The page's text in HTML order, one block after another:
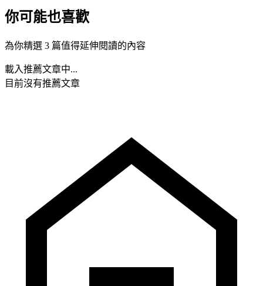
你可能也喜歡
為你精選 3 篇值得延伸閱讀的內容
載入推薦文章中...
目前沒有推薦文章